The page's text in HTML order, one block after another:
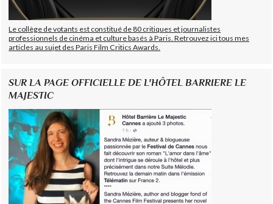
Le collège de votants est constitué de 80 critiques et journalistes
professionnels de cinéma et culture basés à Paris. Retrouvez ici tous mes
articles au sujet des Paris Film Critics Awards.
SUR LA PAGE OFFICIELLE DE L'HÔTEL BARRIERE LE
MAJESTIC